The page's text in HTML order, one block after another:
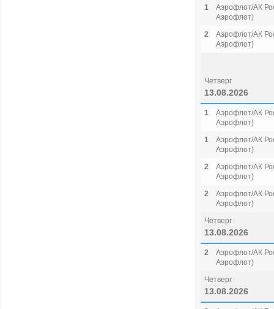
1
Аэрофлот/АК
Аэрофлот)
2
Аэрофлот/АК
Аэрофлот)
Четверг
13.08.2026
1
Аэрофлот/АК
Аэрофлот)
1
Аэрофлот/АК
Аэрофлот)
2
Аэрофлот/АК
Аэрофлот)
2
Аэрофлот/АК
Аэрофлот)
Четверг
13.08.2026
2
Аэрофлот/АК
Аэрофлот)
Четверг
13.08.2026